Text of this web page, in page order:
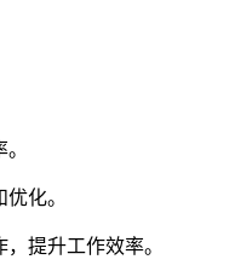
化。
提升工作效率。